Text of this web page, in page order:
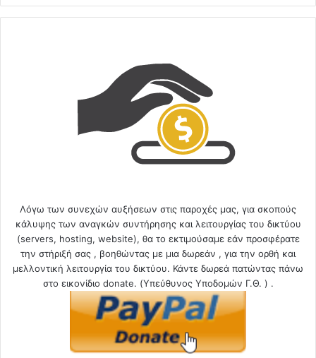
Λόγω των συνεχών αυξήσεων στις παροχές μας, για σκοπούς
κάλυψης των αναγκών συντήρησης και λειτουργίας του δικτύου
(servers, hosting, website), θα το εκτιμούσαμε εάν προσφέρατε
την στήριξή σας , βοηθώντας με μια δωρεάν , για την ορθή και
μελλοντική λειτουργία του δικτύου. Κάντε δωρεά πατώντας πάνω
στο εικονίδιο donate. (Υπεύθυνος Υποδομών Γ.Θ. ) .